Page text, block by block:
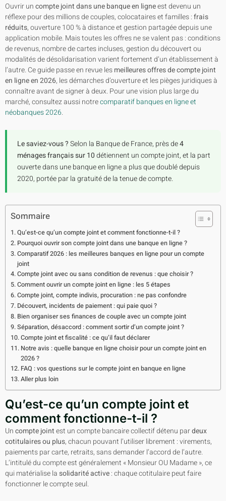
Ouvrir uncompte joint dans une banque en ligneest devenu un
réflexe pour des millions de couples, colocataires et familles :frais
réduits, ouverture 100 % à distance et gestion partagée depuis une
application mobile. Mais toutes les offres ne se valent pas : conditions
de revenus, nombre de cartes incluses, gestion du découvert ou
modalités de désolidarisation varient fortement d’un établissement à
l’autre. Ce guide passe en revue lesmeilleures offres de compte joint
en ligne en 2026, les démarches d’ouverture et les pièges juridiques à
connaître avant de signer à deux. Pour une vision plus large du
marché, consultez aussi notrecomparatif banques en ligne et
néobanques 2026.
Le saviez-vous ?Selon la Banque de France, près de4
ménages français sur 10détiennent un compte joint, et la part
ouverte dans une banque en ligne a plus que doublé depuis
2020, portée par la gratuité de la tenue de compte.
Sommaire
Qu’est-ce qu’un compte joint et comment fonctionne-t-il ?
Pourquoi ouvrir son compte joint dans une banque en ligne ?
Comparatif 2026 : les meilleures banques en ligne pour un compte
joint
Compte joint avec ou sans condition de revenus : que choisir ?
Comment ouvrir un compte joint en ligne : les 5 étapes
Compte joint, compte indivis, procuration : ne pas confondre
Découvert, incidents de paiement : qui paie quoi ?
Bien organiser ses finances de couple avec un compte joint
Séparation, désaccord : comment sortir d’un compte joint ?
Compte joint et fiscalité : ce qu’il faut déclarer
Notre avis : quelle banque en ligne choisir pour un compte joint en
2026 ?
FAQ : vos questions sur le compte joint en banque en ligne
Aller plus loin
Qu’est-ce qu’un compte joint et
comment fonctionne-t-il ?
Uncompte jointest un compte bancaire collectif détenu pardeux
cotitulaires ou plus, chacun pouvant l’utiliser librement : virements,
paiements par carte, retraits, sans demander l’accord de l’autre.
L’intitulé du compte est généralement « Monsieur OU Madame », ce
qui matérialise lasolidarité active: chaque cotitulaire peut faire
fonctionner le compte seul.